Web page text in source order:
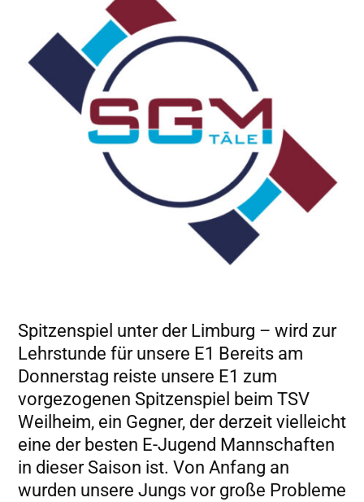
Spitzenspiel unter der Limburg – wird zur
Lehrstunde für unsere E1 Bereits am
Donnerstag reiste unsere E1 zum
vorgezogenen Spitzenspiel beim TSV
Weilheim, ein Gegner, der derzeit vielleicht
eine der besten E-Jugend Mannschaften
in dieser Saison ist. Von Anfang an
wurden unsere Jungs vor große Probleme